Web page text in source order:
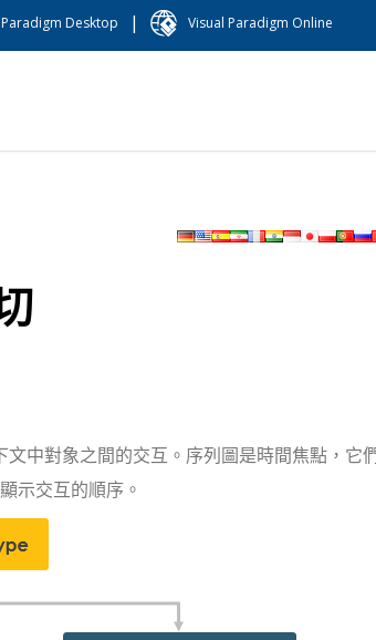
Desktop | Visual Paradigm Online
中對象之間的交互。序列圖是時間焦點，它
示交互的順序。